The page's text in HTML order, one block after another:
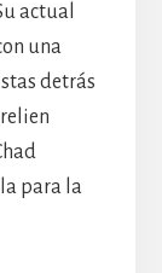
actual
una
detrás
para la